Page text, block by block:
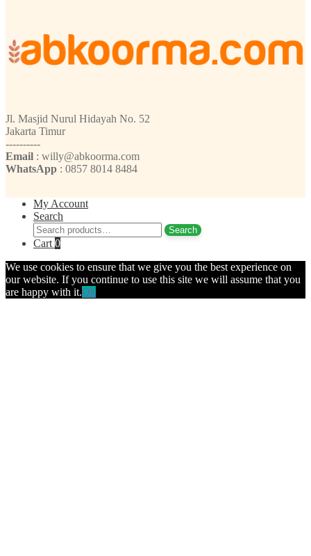
Jl. Masjid Nurul Hidayah No. 52
Jakarta Timur
----------
Email : willy@abkoorma.com
WhatsApp : 0857 8014 8484
My Account
Search
Search
for:
Search
Cart0
We use cookies to ensure that we give you the best experience on
our website. If you continue to use this site we will assume that you
are happy with it.Ok